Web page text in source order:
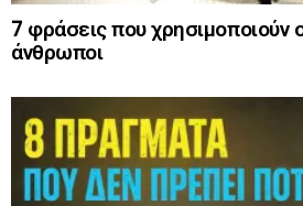
7 φράσεις που χρησιμοποιούν
άνθρωποι